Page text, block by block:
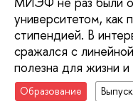
университетом, как
стипендией. В
сражался с
полезна для жизни
Образование